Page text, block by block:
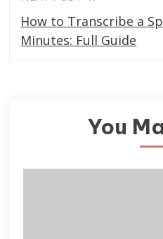
How to Transcribe a
Minutes: Full Guide
You